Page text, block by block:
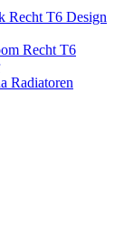
Recht T6 Design
Recht T6
Radiatoren